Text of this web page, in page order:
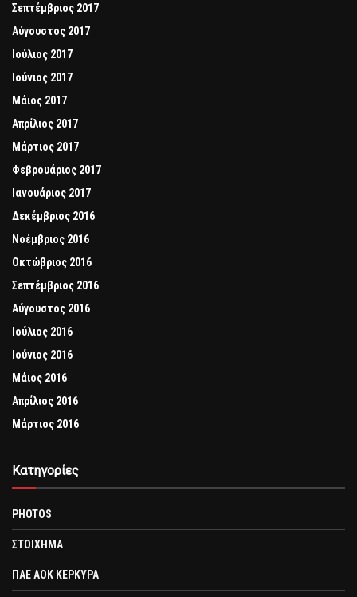
Σεπτέμβριος 2017
Αύγουστος 2017
Ιούλιος 2017
Ιούνιος 2017
Μάιος 2017
Απρίλιος 2017
Μάρτιος 2017
Φεβρουάριος 2017
Ιανουάριος 2017
Δεκέμβριος 2016
Νοέμβριος 2016
Οκτώβριος 2016
Σεπτέμβριος 2016
Αύγουστος 2016
Ιούλιος 2016
Ιούνιος 2016
Μάιος 2016
Απρίλιος 2016
Μάρτιος 2016
Kατηγορίες
PHOTOS
ΣΤΟΙΧΗΜΑ
ΠΑΕ ΑΟΚ ΚΕΡΚΥΡΑ